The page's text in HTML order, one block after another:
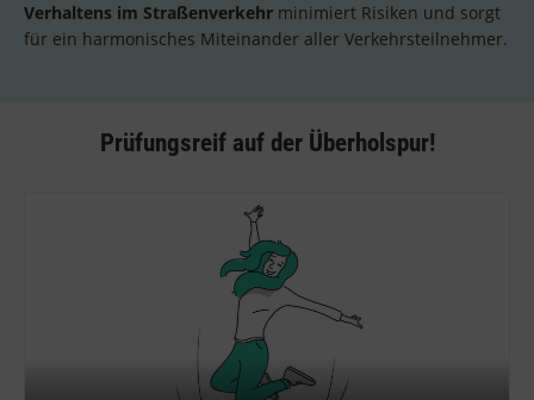
Verhaltens im Straßenverkehr minimiert Risiken und sorgt
für ein harmonisches Miteinander aller Verkehrsteilnehmer.
Prüfungsreif auf der Überholspur!